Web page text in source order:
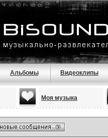
Альбомы Видеоклипы
Моя музыка